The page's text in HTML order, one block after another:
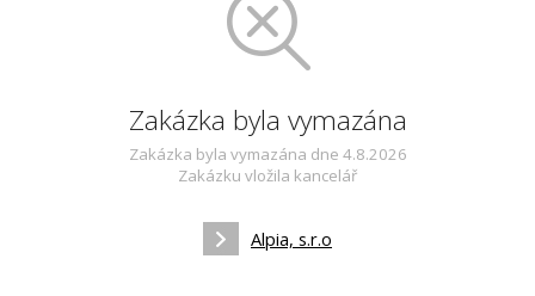
Zakázka byla vymazána
Zakázka byla vymazána dne 4.8.2026
Zakázku vložila kancelář
Alpia, s.r.o